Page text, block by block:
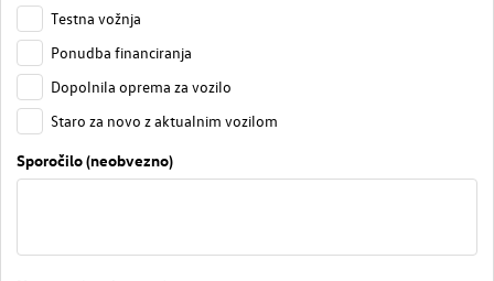
Testna vožnja
Ponudba financiranja
Dopolnila oprema za vozilo
Staro za novo z aktualnim vozilom
Sporočilo (neobvezno)